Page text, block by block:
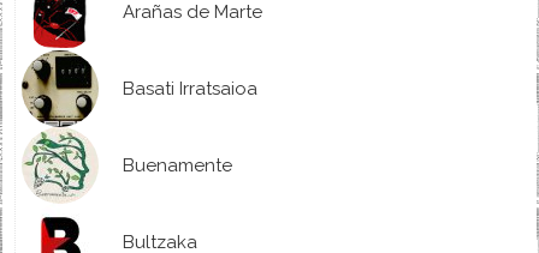
Arañas de Marte
Basati Irratsaioa
Buenamente
Bultzaka